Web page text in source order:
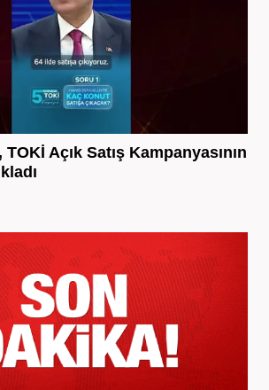
Açık Satış Kampanyasının